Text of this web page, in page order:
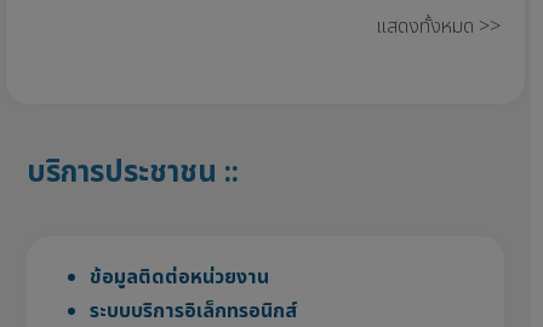
แสดงทั้งหมด >>
บริการประชาชน ::
ข้อมูลติดต่อหน่วยงาน
ระบบบริการอิเล็กทรอนิกส์